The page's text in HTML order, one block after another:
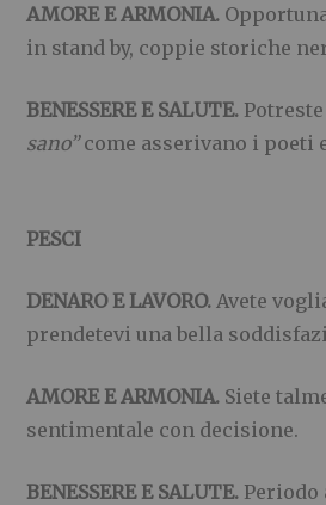
AMORE E ARMONIA.
in stand by, coppie storiche
BENESSERE E SALUTE.
sano”come asserivano i poeti
PESCI
DENARO E LAVORO. Avete
prendetevi una bella
AMORE E ARMONIA. Siete
sentimentale con decisione.
BENESSERE E SALUTE.